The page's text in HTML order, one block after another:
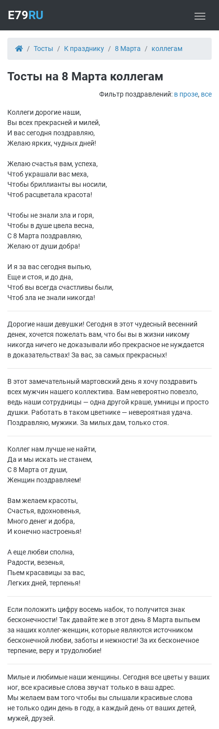
E79RU
Тосты К празднику 8 Марта коллегам
Тосты на 8 Марта коллегам
Фильтр поздравлений: в прозе, все
Коллеги дорогие наши,
Вы всех прекрасней и милей,
И вас сегодня поздравляю,
Желаю ярких, чудных дней!
Желаю счастья вам, успеха,
Чтоб украшали вас меха,
Чтобы бриллианты вы носили,
Чтоб расцветала красота!
Чтобы не знали зла и горя,
Чтобы в душе цвела весна,
С 8 Марта поздравляю,
Желаю от души добра!
И я за вас сегодня выпью,
Еще и стоя, и до дна,
Чтоб вы всегда счастливы были,
Чтоб зла не знали никогда!
Дорогие наши девушки! Сегодня в этот чудесный весенний
денек, хочется пожелать вам, что бы вы в жизни никому
никогда ничего не доказывали ибо прекрасное не нуждается
в доказательствах! За вас, за самых прекрасных!
В этот замечательный мартовский день я хочу поздравить
всех мужчин нашего коллектива. Вам невероятно повезло,
ведь наши сотрудницы — одна другой краше, умницы и просто
душки. Работать в таком цветнике — невероятная удача.
Поздравляю, мужики. За милых дам, только стоя.
Коллег нам лучше не найти,
Да и мы искать не станем,
С 8 Марта от души,
Женщин поздравляем!
Вам желаем красоты,
Счастья, вдохновенья,
Много денег и добра,
И конечно настроенья!
А еще любви сполна,
Радости, везенья,
Пьем красавицы за вас,
Легких дней, терпенья!
Если положить цифру восемь набок, то получится знак
бесконечности! Так давайте же в этот день 8 Марта выпьем
за наших коллег-женщин, которые являются источником
бесконечной любви, заботы и нежности! За их бесконечное
терпение, веру и трудолюбие!
Милые и любимые наши женщины. Сегодня все цветы у ваших
ног, все красивые слова звучат только в ваш адрес.
Мы желаем вам того чтобы вы слышали красивые слова
не только один день в году, а каждый день от ваших детей,
мужей, друзей.